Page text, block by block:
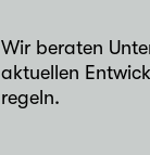
Wir beraten
aktuellen
regeln.